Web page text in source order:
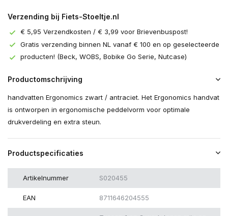
Verzending bij Fiets-Stoeltje.nl
€ 5,95 Verzendkosten / € 3,99 voor Brievenbuspost!
Gratis verzending binnen NL vanaf € 100 en op geselecteerde
producten! (Beck, WOBS, Bobike Go Serie, Nutcase)
Productomschrijving
handvatten Ergonomics zwart / antraciet. Het Ergonomics handvat
is ontworpen in ergonomische peddelvorm voor optimale
drukverdeling en extra steun.
Productspecificaties
Artikelnummer S020455
EAN 8711646204555